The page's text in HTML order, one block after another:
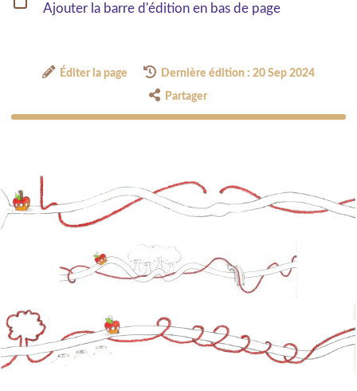
Ajouter la barre d'édition en bas de page
Éditer la page Dernière édition : 20 Sep 2024
Partager